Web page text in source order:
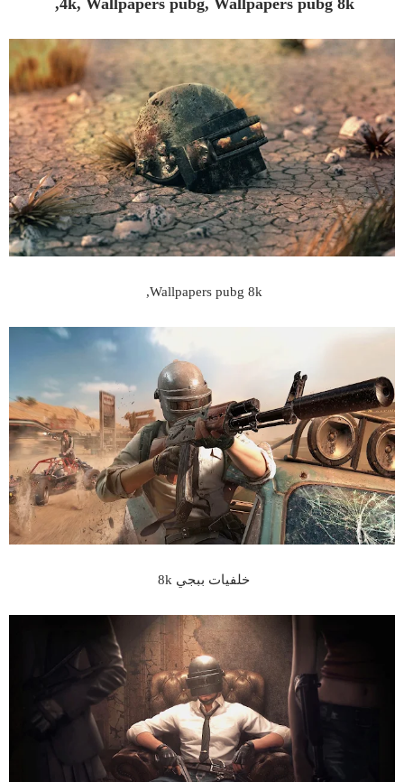
4k, Wallpapers pubg, Wallpapers pubg 8k,
Wallpapers pubg 8k,
خلفيات ببجي 8k